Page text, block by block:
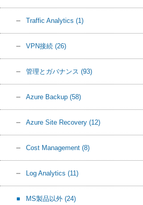
Traffic Analytics (1)
VPN接続 (26)
管理とガバナンス (93)
Azure Backup (58)
Azure Site Recovery (12)
Cost Management (8)
Log Analytics (11)
MS製品以外 (24)